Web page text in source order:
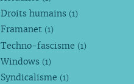
Droits humains (1)
Framanet (1)
Techno-fascisme (1)
Windows (1)
Syndicalisme (1)